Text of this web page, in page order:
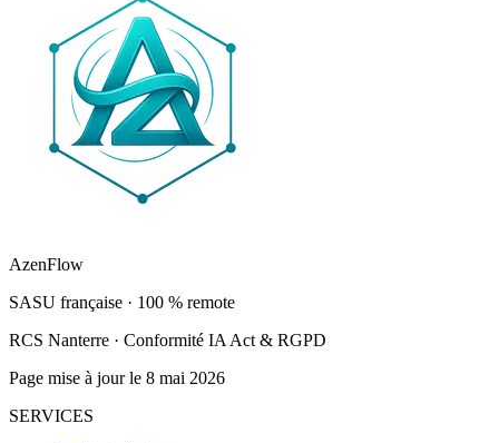
AzenFlow
SASU française · 100 % remote
RCS Nanterre · Conformité IA Act & RGPD
Page mise à jour le 8 mai 2026
SERVICES